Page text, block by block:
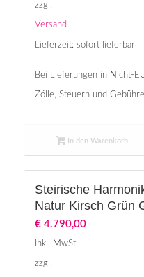
zzgl.
Versand
Lieferzeit: sofort lieferbar
Bei Lieferungen in Nicht-
Zölle, Steuern und
In den Warenkorb
Steirische
Natur Kirsch Grün
€4.790,00
Inkl. MwSt.
zzgl.